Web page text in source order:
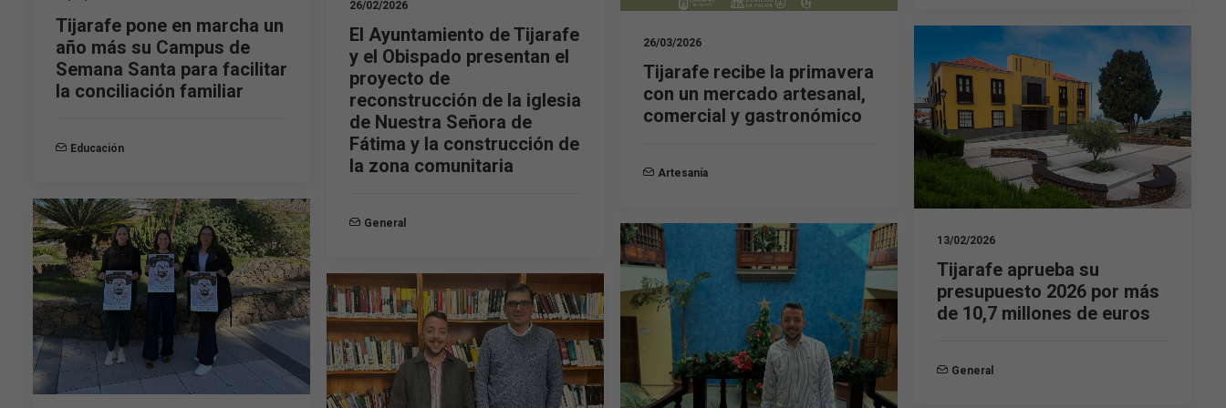
26/03/2026
Tijarafe recibe la primavera
con un mercado artesanal,
comercial y gastronómico
Artesanía
Tijarafe pone en marcha un
año más su Campus de
Semana Santa para facilitar
la conciliación familiar
Educación
26/02/2026
El Ayuntamiento de Tijarafe
y el Obispado presentan el
proyecto de
reconstrucción de la iglesia
de Nuestra Señora de
Fátima y la construcción de
la zona comunitaria
General
13/02/2026
Tijarafe aprueba su
presupuesto 2026 por más
de 10,7 millones de euros
General
Experiencia
nuestra web
funcione lo
mejor posible
durante tu
cookies,
de la web.
Marketing
Al compartir tus
intereses y
comportamiento
mientras visitas
nuestro sitio,
aumentas la